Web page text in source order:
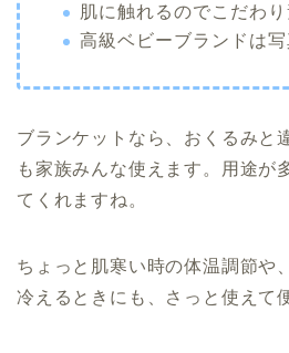
肌に触れるのでこだわ
高級ベビーブランドは
ブランケットなら、おくるみと
も家族みんな使えます。用途が
てくれますね。
ちょっと肌寒い時の体温調節や
冷えるときにも、さっと使えて